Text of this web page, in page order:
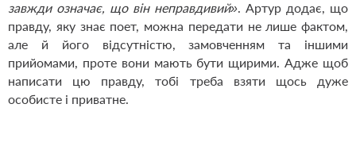
завжди означає, що він неправдивий». Артур додає, що
правду, яку знає поет, можна передати не лише фактом,
але й його відсутністю, замовченням та іншими
прийомами, проте вони мають бути щирими. Адже щоб
написати цю правду, тобі треба взяти щось дуже
особисте і приватне.